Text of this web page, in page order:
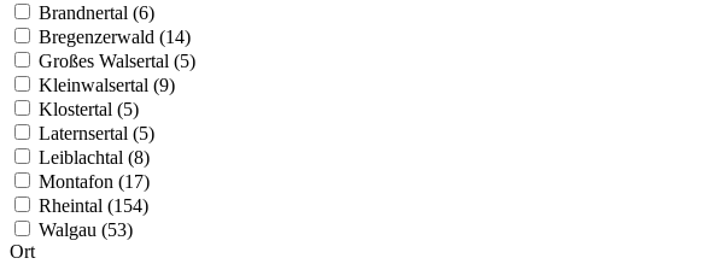
Brandnertal (6)
Bregenzerwald (14)
Großes Walsertal (5)
Kleinwalsertal (9)
Klostertal (5)
Laternsertal (5)
Leiblachtal (8)
Montafon (17)
Rheintal (154)
Walgau (53)
Ort